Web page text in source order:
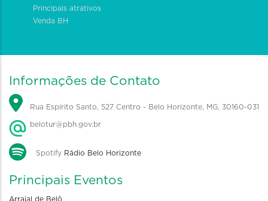
Principais atrativos
Venda BH
Informações de Contato
Rua Espírito Santo, 527 Centro - Belo Horizonte, MG, 30160-031
belotur@pbh.gov.br
Spotify Rádio Belo Horizonte
Principais Eventos
Arraial de Belô